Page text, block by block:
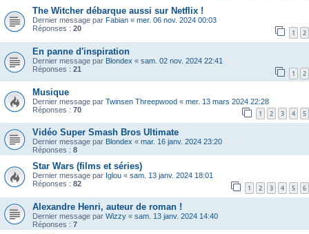
The Witcher débarque aussi sur Netflix !
Dernier message par Fabian « mer. 06 nov. 2024 00:03
Réponses : 20 1 2
En panne d'inspiration
Dernier message par Blondex « sam. 02 nov. 2024 22:41
Réponses : 21 1 2
Musique
Dernier message par Twinsen Threepwood « mer. 13 mars 2024 22:28
Réponses : 70 1 2 3 4 5
Vidéo Super Smash Bros Ultimate
Dernier message par Blondex « mar. 16 janv. 2024 23:20
Réponses : 8
Star Wars (films et séries)
Dernier message par Iglou « sam. 13 janv. 2024 18:01
Réponses : 82 1 2 3 4 5 6
Alexandre Henri, auteur de roman !
Dernier message par Wizzy « sam. 13 janv. 2024 14:40
Réponses : 7